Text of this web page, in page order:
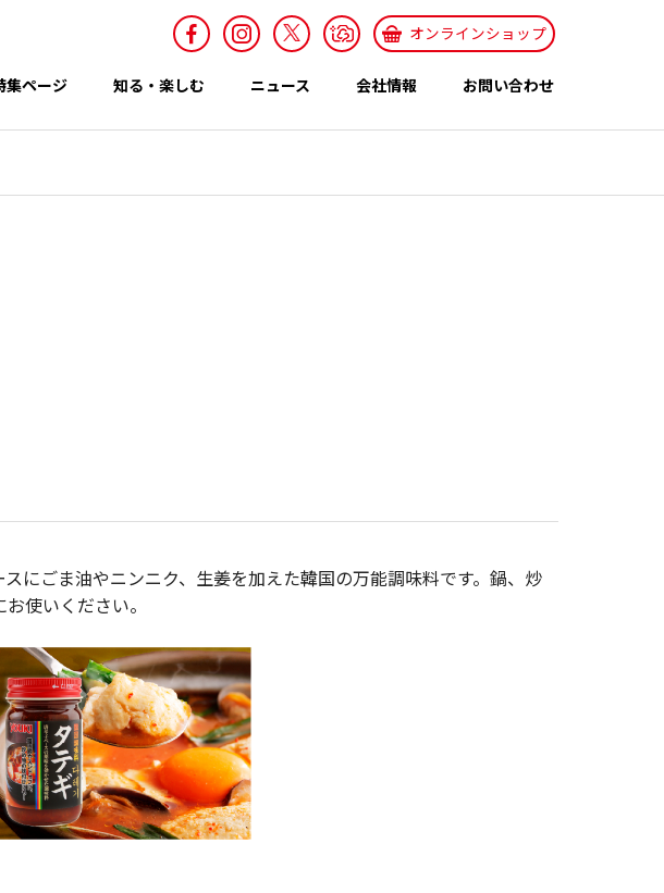
オンラインショップ
集ページ 知る・楽しむ ニュース 会社情報 お問い合わせ
スにごま油やニンニク、生姜を加えた韓国の万能調味料です。鍋、炒
使いください。